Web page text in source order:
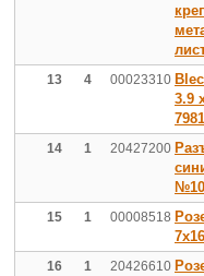
13 4 00023310
3.9
14 1 20427200
15 1 00008518
16 1 20426610